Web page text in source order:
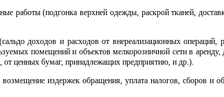
работы (подгонка верхней одежды, раскрой тканей,
доходов и расходов от внереализационных операций,
помещений и объектов мелкорозничной сети в
от ценных бумаг, принадлежащих предприятию, и др.).
издержек обращения, уплата налогов, сборов и